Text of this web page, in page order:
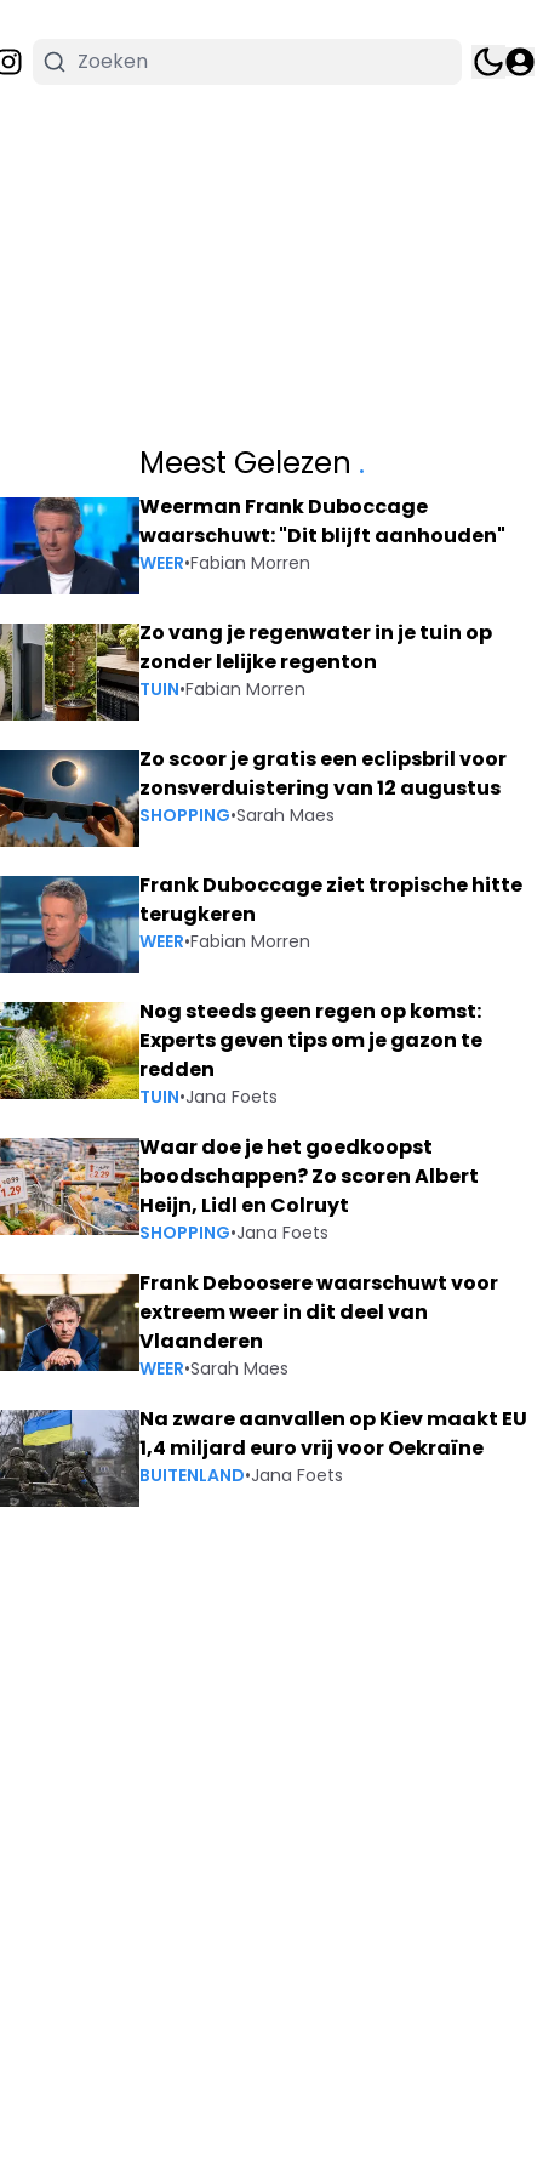
Meest Gelezen .
Weerman Frank Duboccage
waarschuwt: "Dit blijft aanhouden"
WEER•Fabian Morren
Zo vang je regenwater in je tuin op
zonder lelijke regenton
TUIN•Fabian Morren
Zo scoor je gratis een eclipsbril voor
zonsverduistering van 12 augustus
SHOPPING•Sarah Maes
Frank Duboccage ziet tropische hitte
terugkeren
WEER•Fabian Morren
Nog steeds geen regen op komst:
Experts geven tips om je gazon te
redden
TUIN•Jana Foets
Waar doe je het goedkoopst
boodschappen? Zo scoren Albert
Heijn, Lidl en Colruyt
SHOPPING•Jana Foets
Frank Deboosere waarschuwt voor
extreem weer in dit deel van
Vlaanderen
WEER•Sarah Maes
Na zware aanvallen op Kiev maakt EU
1,4 miljard euro vrij voor Oekraïne
BUITENLAND•Jana Foets